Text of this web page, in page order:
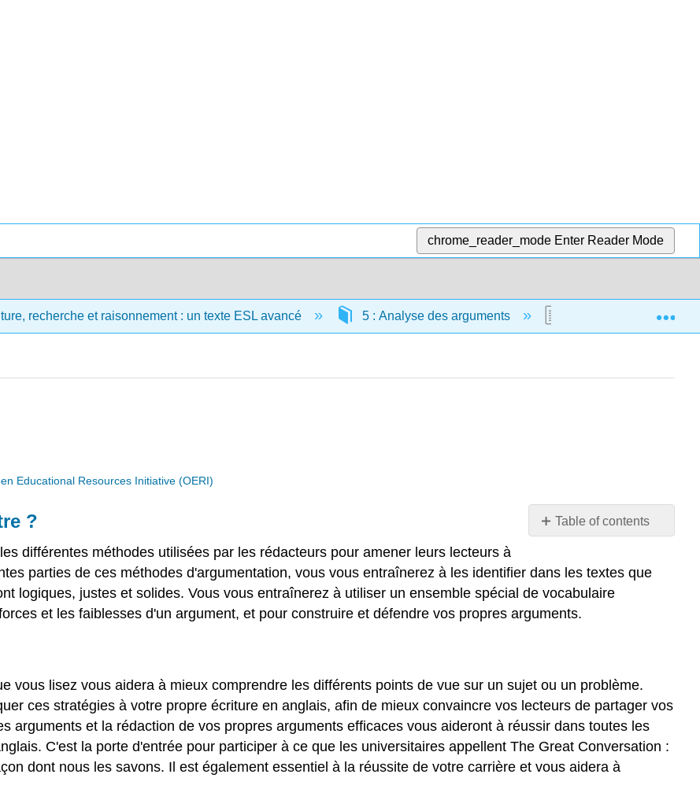
chrome_reader_mode Enter Reader Mode
recherche et raisonnement : un texte ESL avancé 5 : Analyse des arguments 5.1 : Présentation
Educational Resources Initiative (OERI)
Table of contents
dans
ce
chapitre ?
important ?
Sur
quel
thème
concentrera
?
différentes méthodes utilisées par les rédacteurs pour amener leurs lecteurs à
parties de ces méthodes d'argumentation, vous vous entraînerez à les identifier dans les textes que
logiques, justes et solides. Vous vous entraînerez à utiliser un ensemble spécial de vocabulaire
et les faiblesses d'un argument, et pour construire et défendre vos propres arguments.
vous lisez vous aidera à mieux comprendre les différents points de vue sur un sujet ou un problème.
ces stratégies à votre propre écriture en anglais, afin de mieux convaincre vos lecteurs de partager vos
arguments et la rédaction de vos propres arguments efficaces vous aideront à réussir dans toutes les
C'est la porte d'entrée pour participer à ce que les universitaires appellent The Great Conversation :
dont nous les savons. Il est également essentiel à la réussite de votre carrière et vous aidera à